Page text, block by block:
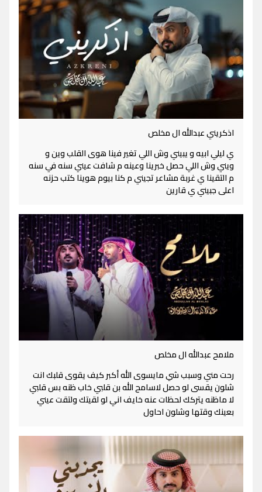
اذكريني عبدالله ال مخلص
ي ليلي ابيه و يبيني وش اللي تغير فينا هوى القلب وين و
ويني وش اللي حصل خبرينا وعينه م شافت عيني سنه في سنه
م التقينا ي غربة مشاعر تجيني م كنا بيوم هوينا كتب حزنه
اعلى جبيني ي قارين
ملامح عبدالله ال مخلص
رحت مني وسبب شي مايسوى الله أكبر كيف يقوى قلبك انت
شلون يقسى لو حصل لاسامح الله بن قلبي خاب ظنه بس قلبي
لا ماظنه يتركك لحظات عنه خايف اني لو لقيتك ولتقت عيني
بعينك وقتها وشلون احاول